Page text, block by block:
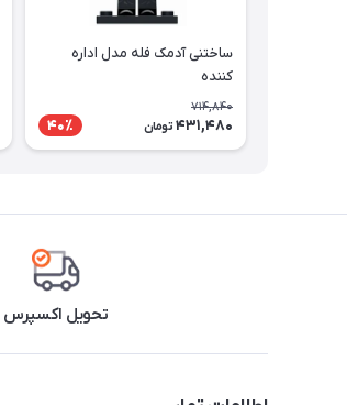
ساختنی آدمک فله مدل اداره
کننده
714,840
431,480 تومان 40٪
تحویل اکسپرس